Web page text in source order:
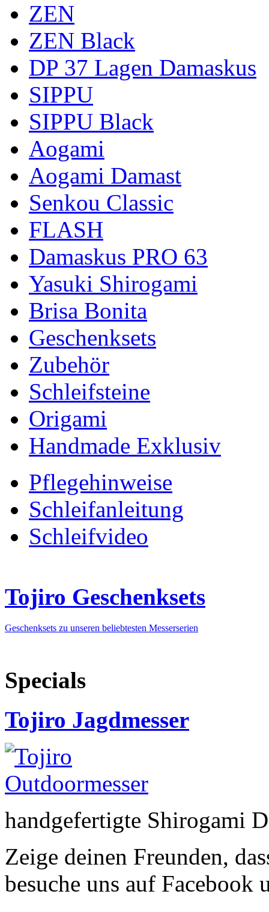
ZEN
ZEN Black
DP 37 Lagen Damaskus
SIPPU
SIPPU Black
Aogami
Aogami Damast
Senkou Classic
FLASH
Damaskus PRO 63
Yasuki Shirogami
Brisa Bonita
Geschenksets
Zubehör
Schleifsteine
Origami
Handmade Exklusiv
Pflegehinweise
Schleifanleitung
Schleifvideo
Tojiro Geschenksets
Geschenksets zu unseren beliebtesten Messerserien
Specials
Tojiro Jagdmesser
handgefertigte Shirogami
Zeige deinen Freunden,
besuche uns auf Facebook